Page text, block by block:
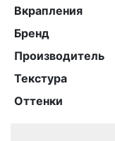
Вкрапления
Бренд
Производитель
Текстура
Оттенки